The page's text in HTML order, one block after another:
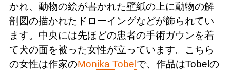
かれ、動物の絵が書かれた壁紙の上に動物の解
剖図の描かれたドローイングなどが飾られてい
ます。中央には先ほどの患者の手術ガウンを着
て犬の面を被った女性が立っています。こちら
の女性は作家のMonika Tobelで、作品はTobelの